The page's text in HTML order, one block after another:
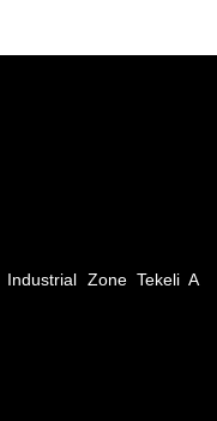
Zone Tekeli A